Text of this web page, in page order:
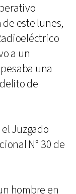
este lunes,
a un
una
de
Juzgado
N° 30 de
hombre en